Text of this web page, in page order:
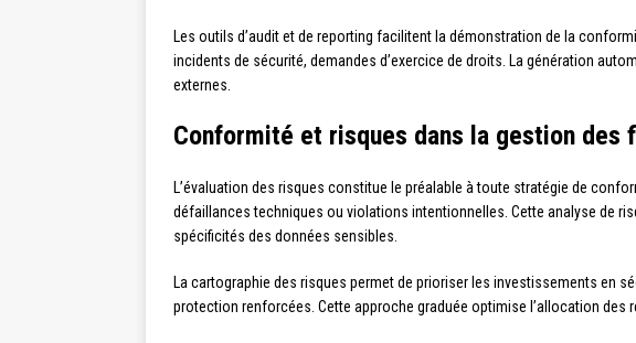
Les outils d’audit et de reporting facilitent la démonstration de la
incidents de sécurité, demandes d’exercice de droits. La génération
externes.
Conformité et risques dans la gestion des
L’évaluation des risques constitue le préalable à toute stratégie de
défaillances techniques ou violations intentionnelles. Cette analyse de
spécificités des données sensibles.
La cartographie des risques permet de prioriser les investissements en
protection renforcées. Cette approche graduée optimise l’allocation des